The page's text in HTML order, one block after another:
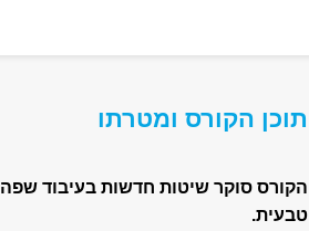
תוכן הקורס ומטרתו
הקורס סוקר שיטות חדשות בעיבוד שפה
טבעית.